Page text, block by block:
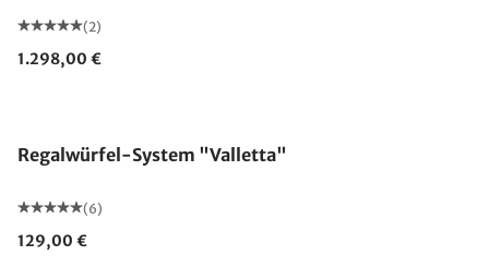
(2)
1.298,00 €
Regalwürfel-System "Valletta"
(6)
129,00 €